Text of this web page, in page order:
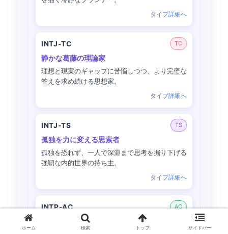
タイプ詳細へ
INTJ-TC TC
静かな葛藤の理論家
理想と現実のギャップに苦悩しつつ、より完璧な
答えを求め続ける思想家。
タイプ詳細へ
INTJ-TS TS
孤独を力に変える思索者
孤独を恐れず、一人で深淵まで思考を掘り下げる
強靭な内的世界の持ち主。
タイプ詳細へ
INTP-AC AC
静かなる天才思想家
ホーム 検索 トップ サイドバー